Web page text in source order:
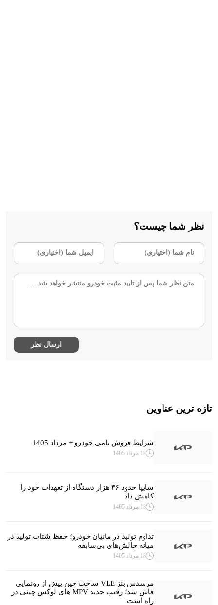
نظر شما چیست؟
تازه ترین عناوین
شرایط فروش نامی خودرو + مرداد 1405
18 مرداد 1405
سایپا حدود ۳۶ هزار دستگاه از تعهدات خود را
کاهش داد
18 مرداد 1405
تداوم تولید در مانیان خودرو؛ حفظ شتاب تولید در
میانه چالش‌های بی‌سابقه
18 مرداد 1405
مرسدس بنز VLE ساخت چین پیش از رونمایی
فاش شد؛ رقیب جدید MPV های لوکس چینی در
راه است